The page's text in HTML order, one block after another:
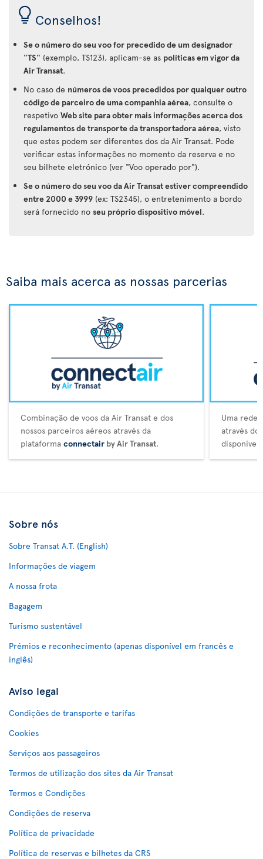
Conselhos!
Se o número do seu voo for precedido de um designador
"TS" (exemplo, TS123), aplicam-se as políticas em vigor da
Air Transat.
No caso de números de voos precedidos por qualquer outro
código de parceiro de uma companhia aérea, consulte o
respetivo Web site para obter mais informações acerca dos
regulamentos de transporte da transportadora aérea, visto
que estes podem ser diferentes dos da Air Transat. Pode
verificar estas informações no momento da reserva e no
seu bilhete eletrónico (ver "Voo operado por").
Se o número do seu voo da Air Transat estiver compreendido
entre 2000 e 3999 (ex: TS2345), o entretenimento a bordo
será fornecido no seu próprio dispositivo móvel.
Saiba mais acerca as nossas parcerias
Combinação de voos da Air Transat e dos
nossos parceiros aéreos através da
plataforma connectair by Air Transat.
Uma rede
através
Sobre nós
Sobre Transat A.T. (English)
Informações de viagem
A nossa frota
Bagagem
Turismo sustentável
Prémios e reconhecimento (apenas disponível em francês e
inglês)
Aviso legal
Condições de transporte e tarifas
Cookies
Serviços aos passageiros
Termos de utilização dos sites da Air Transat
Termos e Condições
Condições de reserva
Política de privacidade
Política de reservas e bilhetes da CRS